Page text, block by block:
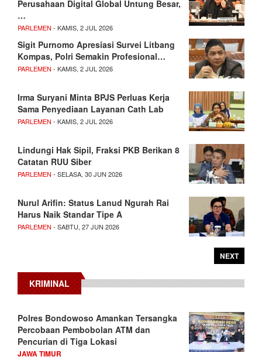
Perusahaan Digital Global Untung Besar,
…
PARLEMEN - KAMIS, 2 JUL 2026
Sigit Purnomo Apresiasi Survei Litbang
Kompas, Polri Semakin Profesional…
PARLEMEN - KAMIS, 2 JUL 2026
Irma Suryani Minta BPJS Perluas Kerja
Sama Penyediaan Layanan Cath Lab
PARLEMEN - KAMIS, 2 JUL 2026
Lindungi Hak Sipil, Fraksi PKB Berikan 8
Catatan RUU Siber
PARLEMEN - SELASA, 30 JUN 2026
Nurul Arifin: Status Lanud Ngurah Rai
Harus Naik Standar Tipe A
PARLEMEN - SABTU, 27 JUN 2026
NEXT
KRIMINAL
Polres Bondowoso Amankan Tersangka
Percobaan Pembobolan ATM dan
Pencurian di Tiga Lokasi
JAWA TIMUR